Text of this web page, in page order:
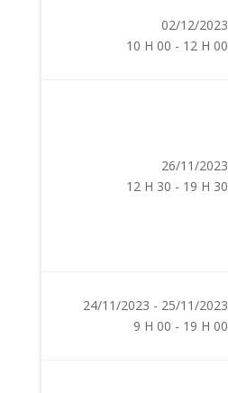
02/12/2023
10 H 00 - 12 H 00
26/11/2023
12 H 30 - 19 H 30
24/11/2023 - 25/11/2023
9 H 00 - 19 H 00